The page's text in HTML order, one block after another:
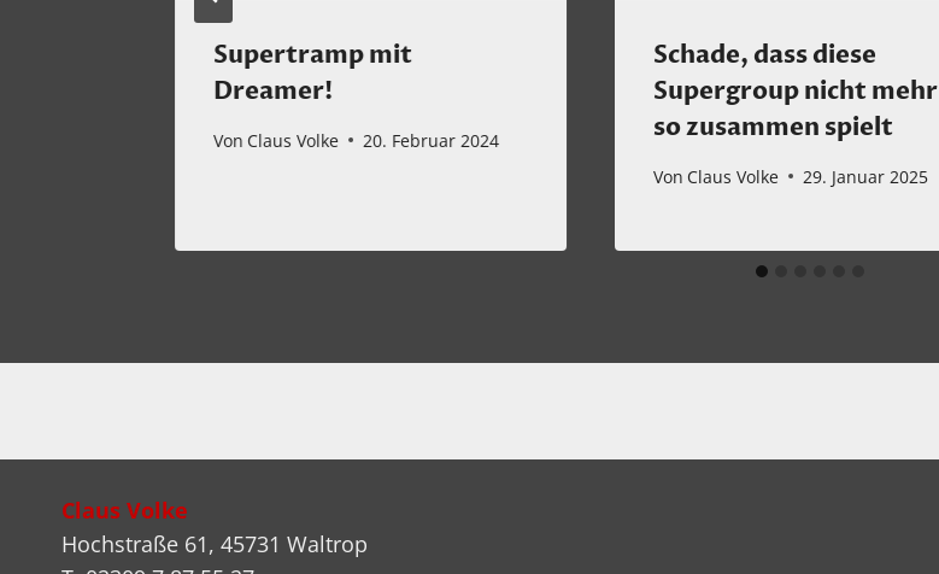
Supertramp mit
Dreamer!
Von Claus Volke 20. Februar 2024
Schade, dass diese
Supergroup nicht mehr
so zusammen spielt
Von Claus Volke 29. Januar 2025
Claus Volke
Hochstraße 61, 45731 Waltrop